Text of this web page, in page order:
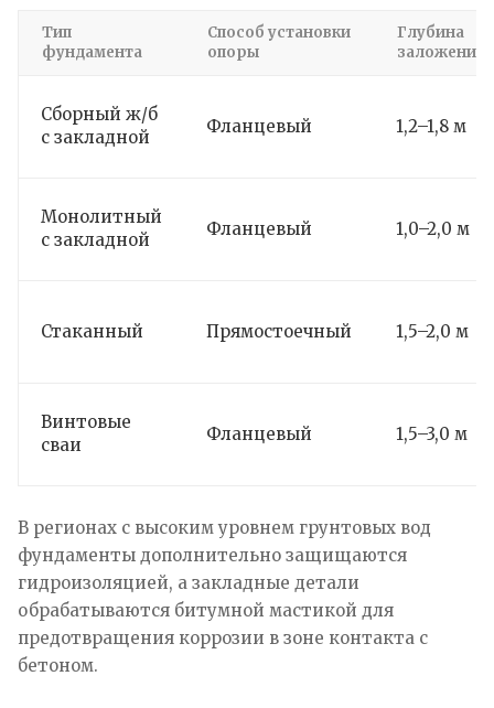
Тип
фундамента
Способ установки
опоры
Глубина
заложения
Сборный ж/б
с закладной
Фланцевый 1,2–1,8 м
Монолитный
с закладной
Фланцевый 1,0–2,0 м
Стаканный Прямостоечный 1,5–2,0 м
Винтовые
сваи
Фланцевый 1,5–3,0 м
В регионах с высоким уровнем грунтовых вод
фундаменты дополнительно защищаются
гидроизоляцией, а закладные детали
обрабатываются битумной мастикой для
предотвращения коррозии в зоне контакта с
бетоном.